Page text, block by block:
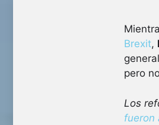
Brexit,
pero
Los
fueron